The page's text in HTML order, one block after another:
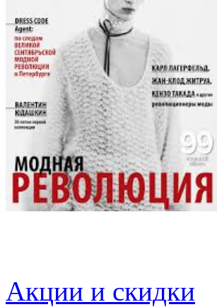
Акции и скидки